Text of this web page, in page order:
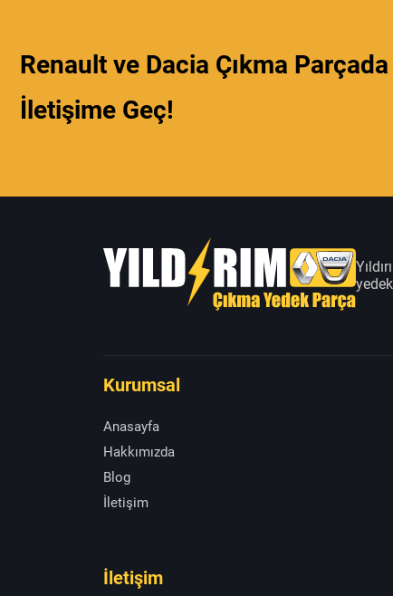
Renault ve Dacia Çıkma
İletişime Geç!
Kurumsal
Anasayfa
Hakkımızda
Blog
İletişim
İletişim